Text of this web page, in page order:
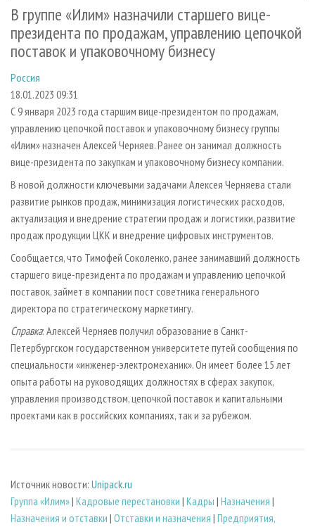
ЛЕСОПИЛЕНИЕ
ДЕРЕВООБРАБОТКА
СУШКА ДРЕВЕСИНЫ
ПРОИЗВОДСТВО ДРЕВЕСНЫХ ПЛИТ
ДЕРЕВЯННОЕ ДОМОСТРОЕНИЕ
ПРОИЗВОДСТВО МЕБЕЛИ
БИОЭНЕРГЕТИКА
ЦБП
ИНСТРУМЕНТ И МАТЕРИАЛЫ
НОВОСТИ ЖУРНАЛА
НОВОСТИ КОМПАНИЙ
ПРЕДПРИЯТИЯ ЛПК
ЛЕСНЫЕ РЕГИОНЫ РОССИИ
ПЕРСОНЫ
МОБИЛЬНЫЕ ВЫСТАВКИ
ОФИЦИАЛЬНЫЕ ДЕЛЕГАЦИИ
ПРИОРИТЕТНЫЕ ИНВЕСТПРОЕКТЫ
RUSSIAN FORESTRY REVIEW
БИБЛИОТЕКА СПЕЦИАЛИСТА
АРХИВ ЖУРНАЛОВ
СТАТЬИ
О ЖУРНАЛЕ
ПОДПИСКА
КОНТАКТЫ
РЕКЛАМОДАТЕЛЯМ
РЕКЛАМА
РЕКЛАМА НА САЙТЕ
В группе «Илим» назначили старшего вице-
президента по продажам, управлению цепочкой
поставок и упаковочному бизнесу
Россия
18.01.2023 09:31
С 9 января 2023 года старшим вице-президентом по продажам,
управлению цепочкой поставок и упаковочному бизнесу группы
«Илим» назначен Алексей Черняев. Ранее он занимал должность
вице-президента по закупкам и упаковочному бизнесу компании.
В новой должности ключевыми задачами Алексея Черняева стали
развитие рынков продаж, минимизация логистических расходов,
актуализация и внедрение стратегии продаж и логистики, развитие
продаж продукции ЦКК и внедрение цифровых инструментов.
Сообщается, что Тимофей Соколенко, ранее занимавший должность
старшего вице-президента по продажам и управлению цепочкой
поставок, займет в компании пост советника генерального
директора по стратегическому маркетингу.
Справка: Алексей Черняев получил образование в Санкт-
Петербургском государственном университете путей сообщения по
специальности «инженер-электромеханик». Он имеет более 15 лет
опыта работы на руководящих должностях в сферах закупок,
управления производством, цепочкой поставок и капитальными
проектами как в российских компаниях, так и за рубежом.
Источник новости: Unipack.ru
Группа «Илим»| Кадровые перестановки | Кадры | Назначения |
Назначения и отставки | Отставки и назначения | Предприятия,